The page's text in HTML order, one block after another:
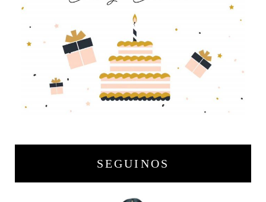
SEGUINOS